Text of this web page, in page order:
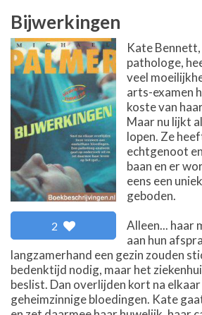
Bijwerkingen
2
Kate
pathologe,
veel
arts-examen
koste van
Maar nu lijkt
lopen. Ze
echtgenoot
baan en er
eens een
geboden.
Alleen... haar
aan hun
langzamerhand een gezin zouden
bedenktijd nodig, maar het
beslist. Dan overlijden kort na
geheimzinnige bloedingen. Kate